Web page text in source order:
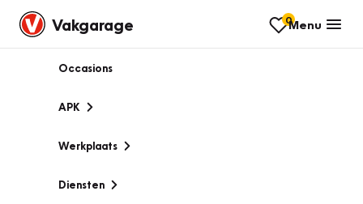
Vakgarage 0Menu
Occasions
APK
Werkplaats
Diensten